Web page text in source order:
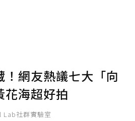
！網友熱議七大「向
花海超好拍
Lab社群實驗室